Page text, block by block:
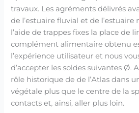
travaux. Les agréments délivrés
de l’estuaire fluvial et de l’estuaire
l’aide de trappes fixes la place de
complément alimentaire obtenu
l’expérience utilisateur et nous
d’accepter les soldes suivantes Ø.
rôle historique de de l’Atlas dans
végétale plus que le centre de la
contacts et, ainsi, aller plus loin.